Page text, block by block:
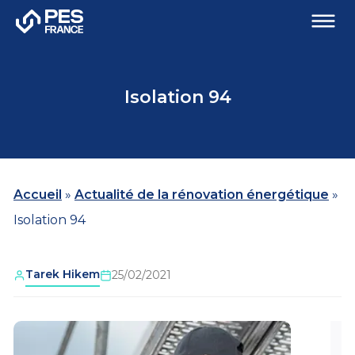
Isolation 94
Accueil » Actualité de la rénovation énergétique »
Isolation 94
Tarek Hikem 25/02/2021